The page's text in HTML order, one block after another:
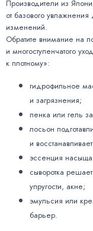
Производители из
от базового
изменений.
Обратите внимание на
и многоступенчатого
к плотному»:
гидрофильное
и загрязнения;
пенка или гель
лосьон
и
эссенция
сыворотка
упругости, акне;
эмульсия или
барьер.